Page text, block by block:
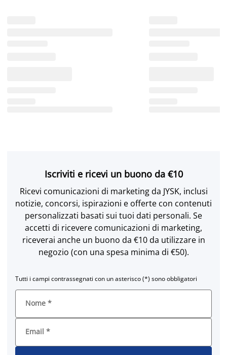
Iscriviti e ricevi un buono da €10
Ricevi comunicazioni di marketing da JYSK, inclusi
notizie, concorsi, ispirazioni e offerte con contenuti
personalizzati basati sui tuoi dati personali. Se
accetti di ricevere comunicazioni di marketing,
riceverai anche un buono da €10 da utilizzare in
negozio (con una spesa minima di €50).
Tutti i campi contrassegnati con un asterisco (*) sono obbligatori
Nome *
Email *